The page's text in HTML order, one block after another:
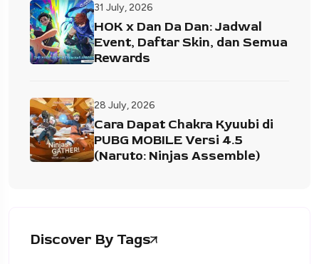
31 July, 2026
HOK x Dan Da Dan: Jadwal
Event, Daftar Skin, dan Semua
Rewards
28 July, 2026
Cara Dapat Chakra Kyuubi di
PUBG MOBILE Versi 4.5
(Naruto: Ninjas Assemble)
Discover By Tags